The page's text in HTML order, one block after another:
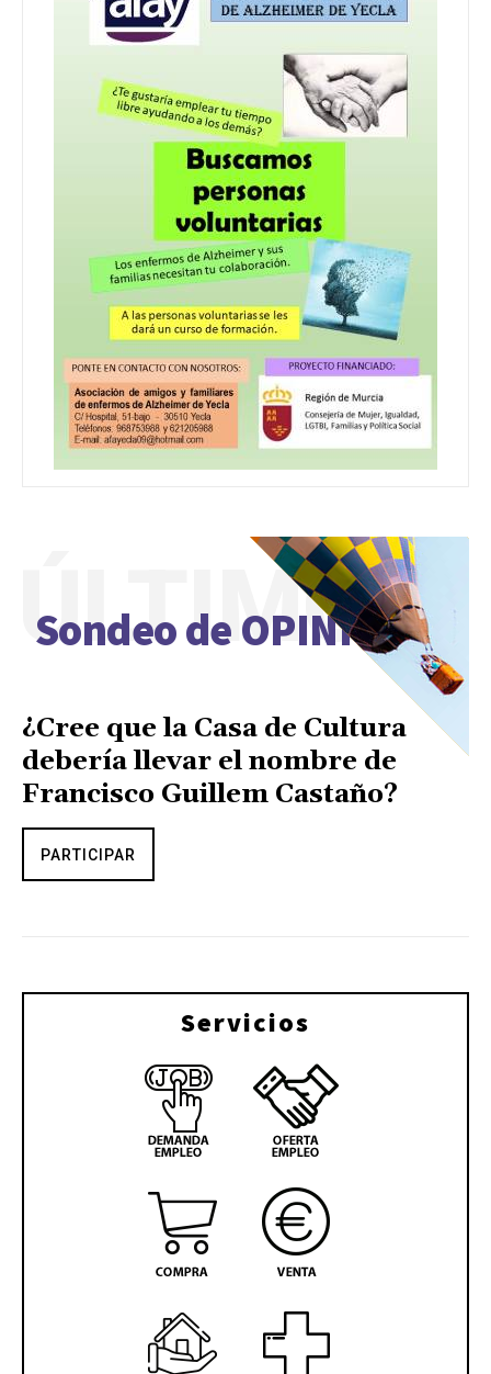
Sondeo de OPINIÓN
ÚLTIMO
¿Cree que la Casa de Cultura
debería llevar el nombre de
Francisco Guillem Castaño?
PARTICIPAR
Servicios